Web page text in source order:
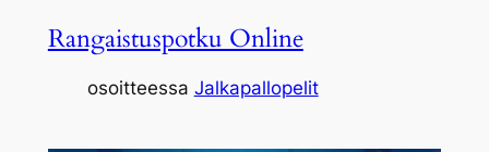
Rangaistuspotku Online
osoitteessa Jalkapallopelit